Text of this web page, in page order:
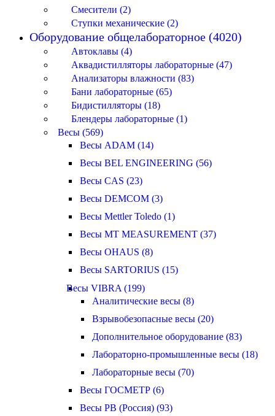
Смесители (2)
Ступки механические (2)
Оборудование общелабораторное (4020)
Автоклавы (4)
Аквадистилляторы лабораторные (47)
Анализаторы влажности (83)
Бани лабораторные (65)
Бидистилляторы (18)
Блендеры лабораторные (1)
Весы (569)
Весы ADAM (14)
Весы BEL ENGINEERING (56)
Весы CAS (23)
Весы DEMCOM (3)
Весы Mettler Toledo (1)
Весы MT MEASUREMENT (37)
Весы OHAUS (8)
Весы SARTORIUS (15)
Весы VIBRA (199)
Аналитические весы (8)
Взрывобезопасные весы (20)
Дополнительное оборудование (83)
Лабораторно-промышленные весы (18)
Лабораторные весы (70)
Весы ГОСМЕТР (6)
Весы РВ (Россия) (93)